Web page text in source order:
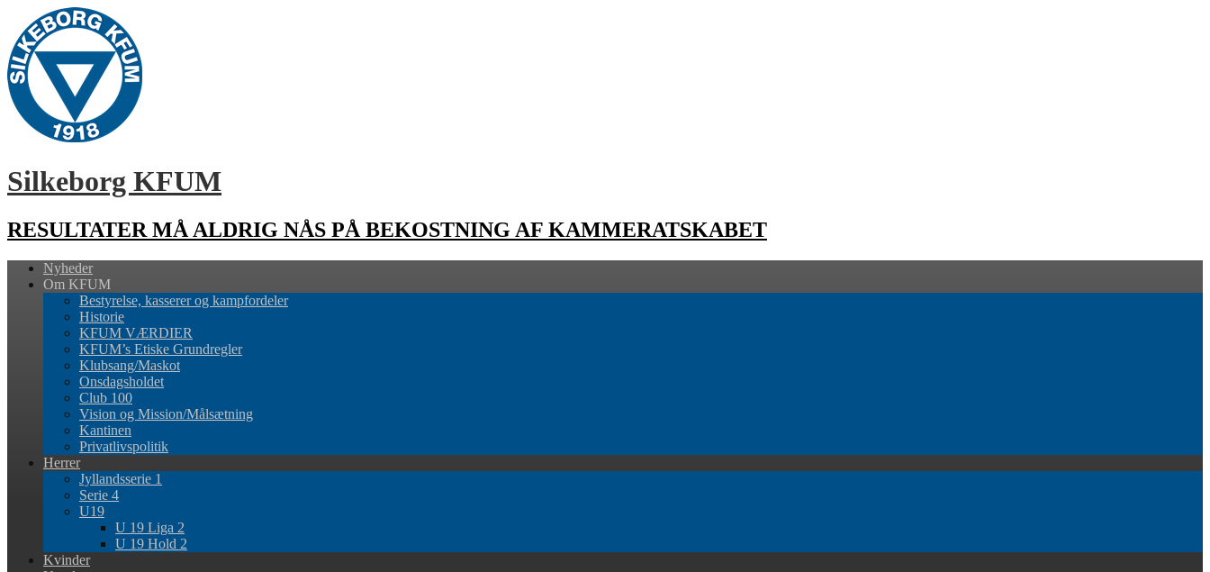
Silkeborg KFUM
RESULTATER MÅ ALDRIG NÅS PÅ BEKOSTNING AF KAMMERATSKABET
Nyheder
Om KFUM
Bestyrelse, kasserer og kampfordeler
Historie
KFUM VÆRDIER
KFUM’s Etiske Grundregler
Klubsang/Maskot
Onsdagsholdet
Club 100
Vision og Mission/Målsætning
Kantinen
Privatlivspolitik
Herrer
Jyllandsserie 1
Serie 4
U19
U 19 Liga 2
U 19 Hold 2
Kvinder